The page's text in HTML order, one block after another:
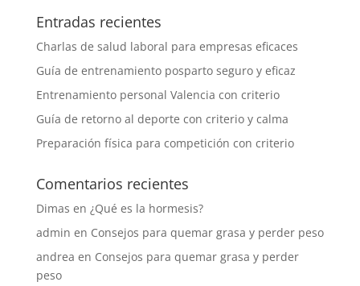
Entradas recientes
Charlas de salud laboral para empresas eficaces
Guía de entrenamiento posparto seguro y eficaz
Entrenamiento personal Valencia con criterio
Guía de retorno al deporte con criterio y calma
Preparación física para competición con criterio
Comentarios recientes
Dimas en ¿Qué es la hormesis?
admin en Consejos para quemar grasa y perder peso
andrea en Consejos para quemar grasa y perder
peso